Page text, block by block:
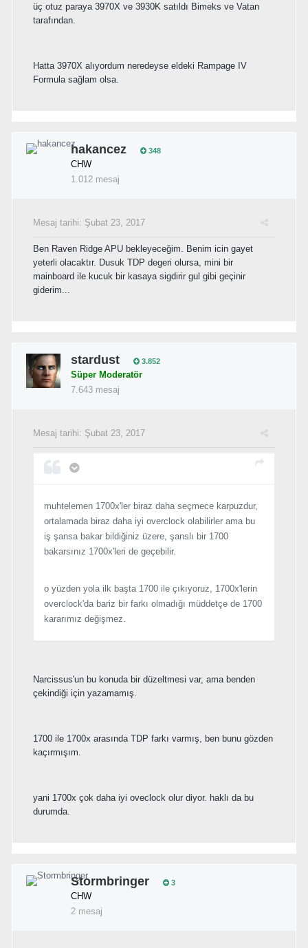
üç otuz paraya 3970X ve 3930K satıldı Bimeks ve Vatan
tarafından.
Hatta 3970X alıyordum neredeyse eldeki Rampage IV
Formula sağlam olsa.
hakancez 348
CHW
1.012 mesaj
Mesaj tarihi: Şubat 23, 2017
Ben Raven Ridge APU bekleyeceğim. Benim icin gayet
yeterli olacaktır. Dusuk TDP degeri olursa, mini bir
mainboard ile kucuk bir kasaya sigdirir gul gibi geçinir
giderim...
stardust 3.852
Süper Moderatör
7.643 mesaj
Mesaj tarihi: Şubat 23, 2017
muhtelemen 1700x'ler biraz daha seçmece karpuzdur,
ortalamada biraz daha iyi overclock olabilirler ama bu
iş şansa bakar bildiğiniz üzere, şanslı bir 1700
bakarsınız 1700x'leri de geçebilir.
o yüzden yola ilk başta 1700 ile çıkıyoruz, 1700x'lerin
overclock'da bariz bir farkı olmadığı müddetçe de 1700
kararımız değişmez.
Narcissus'un bu konuda bir düzeltmesi var, ama benden
çekindiği için yazamamış.
1700 ile 1700x arasında TDP farkı varmış, ben bunu gözden
kaçırmışım.
yani 1700x çok daha iyi oveclock olur diyor. haklı da bu
durumda.
Stormbringer 3
CHW
2 mesaj